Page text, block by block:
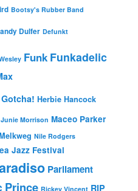
Bootsy's Rubber Band
Dulfer Defunkt
Funk Funkadelic
Gotcha! Herbie Hancock
Junie Morrison Maceo Parker
Nile Rodgers
Jazz Festival
Parliament
Prince Rickey Vincent RIP